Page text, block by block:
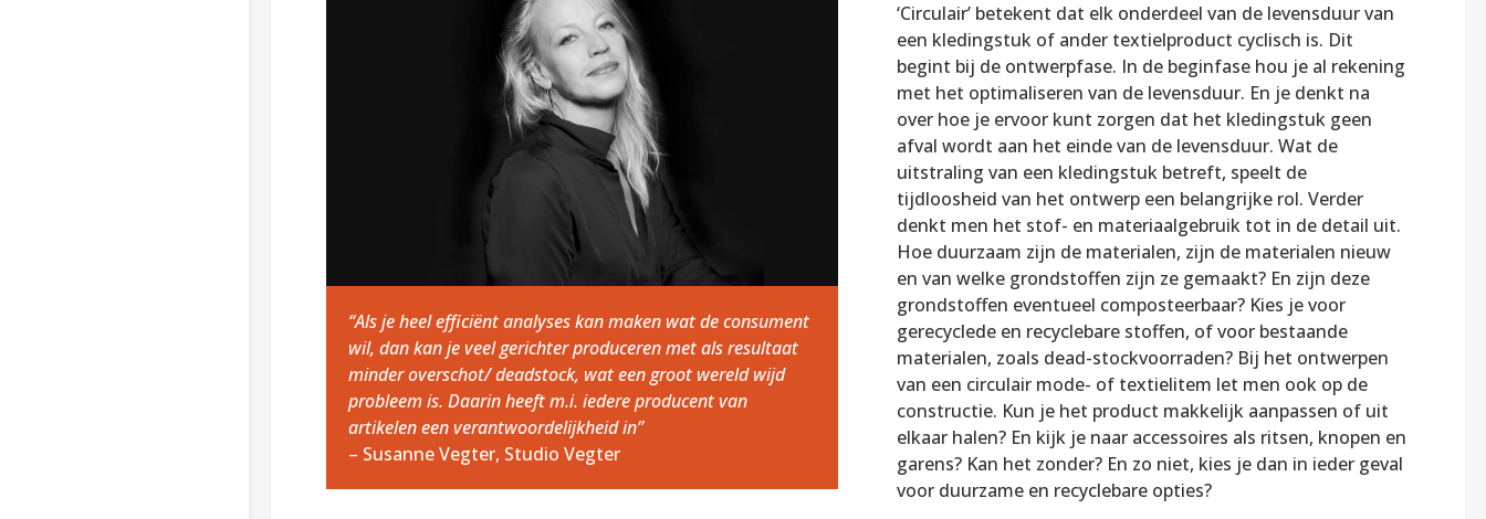
“Als je heel efficiënt analyses kan maken wat de consument
wil, dan kan je veel gerichter produceren met als resultaat
minder overschot/ deadstock, wat een groot wereld wijd
probleem is. Daarin heeft m.i. iedere producent van
artikelen een verantwoordelijkheid in”
– Susanne Vegter, Studio Vegter
‘Circulair’ betekent dat elk onderdeel van de levensduur van
een kledingstuk of ander textielproduct cyclisch is. Dit
begint bij de ontwerpfase. In de beginfase hou je al rekening
met het optimaliseren van de levensduur. En je denkt na
over hoe je ervoor kunt zorgen dat het kledingstuk geen
afval wordt aan het einde van de levensduur. Wat de
uitstraling van een kledingstuk betreft, speelt de
tijdloosheid van het ontwerp een belangrijke rol. Verder
denkt men het stof- en materiaalgebruik tot in de detail uit.
Hoe duurzaam zijn de materialen, zijn de materialen nieuw
en van welke grondstoffen zijn ze gemaakt? En zijn deze
grondstoffen eventueel composteerbaar? Kies je voor
gerecyclede en recyclebare stoffen, of voor bestaande
materialen, zoals dead-stockvoorraden? Bij het ontwerpen
van een circulair mode- of textielitem let men ook op de
constructie. Kun je het product makkelijk aanpassen of uit
elkaar halen? En kijk je naar accessoires als ritsen, knopen en
garens? Kan het zonder? En zo niet, kies je dan in ieder geval
voor duurzame en recyclebare opties?